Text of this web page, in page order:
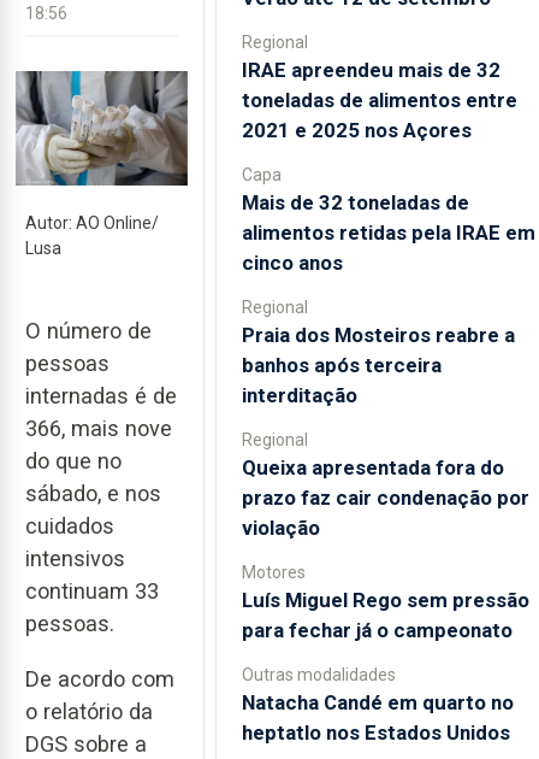
18:56
Autor: AO Online/
Lusa
O número de
pessoas
internadas é de
366, mais nove
do que no
sábado, e nos
cuidados
intensivos
continuam 33
pessoas.
De acordo com
o relatório da
DGS sobre a
Regional
IRAE apreendeu mais de 32
toneladas de alimentos entre
2021 e 2025 nos Açores
Capa
Mais de 32 toneladas de
alimentos retidas pela IRAE em
cinco anos
Regional
Praia dos Mosteiros reabre a
banhos após terceira
interditação
Regional
Queixa apresentada fora do
prazo faz cair condenação por
violação
Motores
Luís Miguel Rego sem pressão
para fechar já o campeonato
Outras modalidades
Natacha Candé em quarto no
heptatlo nos Estados Unidos